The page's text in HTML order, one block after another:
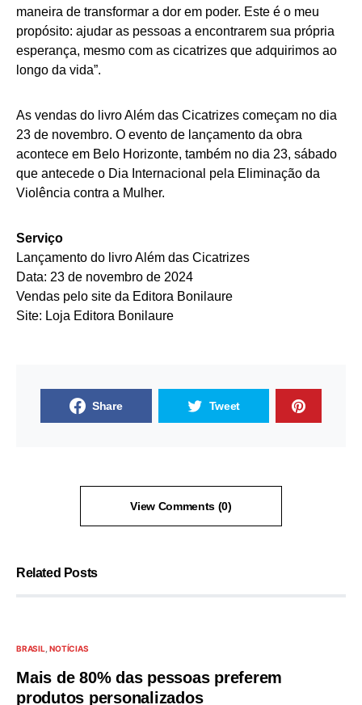
maneira de transformar a dor em poder. Este é o meu
propósito: ajudar as pessoas a encontrarem sua própria
esperança, mesmo com as cicatrizes que adquirimos ao
longo da vida”.
As vendas do livro Além das Cicatrizes começam no dia
23 de novembro. O evento de lançamento da obra
acontece em Belo Horizonte, também no dia 23, sábado
que antecede o Dia Internacional pela Eliminação da
Violência contra a Mulher.
Serviço
Lançamento do livro Além das Cicatrizes
Data: 23 de novembro de 2024
Vendas pelo site da Editora Bonilaure
Site: Loja Editora Bonilaure
Share Tweet
View Comments (0)
Related Posts
BRASIL NOTÍCIAS
Mais de 80% das pessoas preferem
produtos personalizados